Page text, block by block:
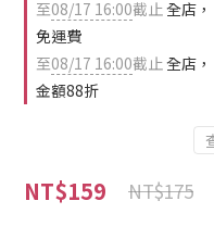
至08/17 16:00截止全店
免運費
至08/17 16:00截止全店
金額88折
NT$159 NT$175